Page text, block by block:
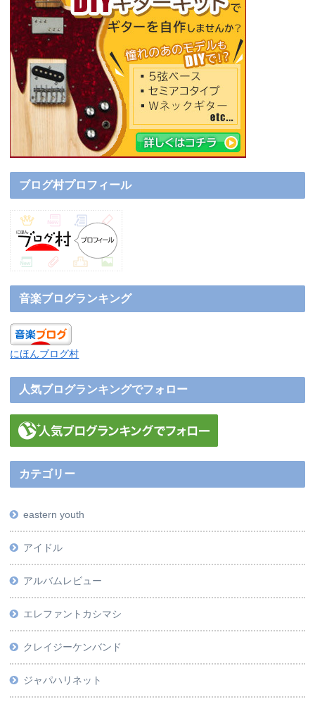
ブログ村プロフィール
音楽ブログランキング
にほんブログ村
人気ブログランキングでフォロー
カテゴリー
eastern youth
アイドル
アルバムレビュー
エレファントカシマシ
クレイジーケンバンド
ジャパハリネット